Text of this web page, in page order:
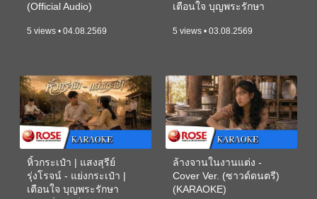
(Official Audio)
5 views • 04.08.2569
เตือนใจ บุญพระรักษา
5 views • 03.08.2569
หิ้วกระเป๋า | แสงสุรีย์
รุ่งโรจน์ - แย่งกระเป๋า |
เตือนใจ บุญพระรักษา
ล้างจานในงานแต่ง -
Cover Ver. (ซาวด์ดนตรี)
(KARAOKE)